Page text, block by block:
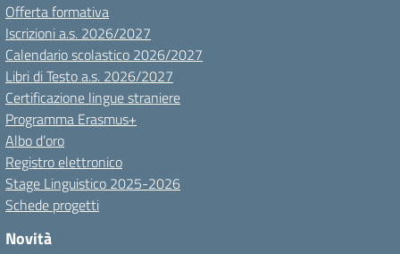
Offerta formativa
Iscrizioni a.s. 2026/2027
Calendario scolastico 2026/2027
Libri di Testo a.s. 2026/2027
Certificazione lingue straniere
Programma Erasmus+
Albo d’oro
Registro elettronico
Stage Linguistico 2025-2026
Schede progetti
Novità